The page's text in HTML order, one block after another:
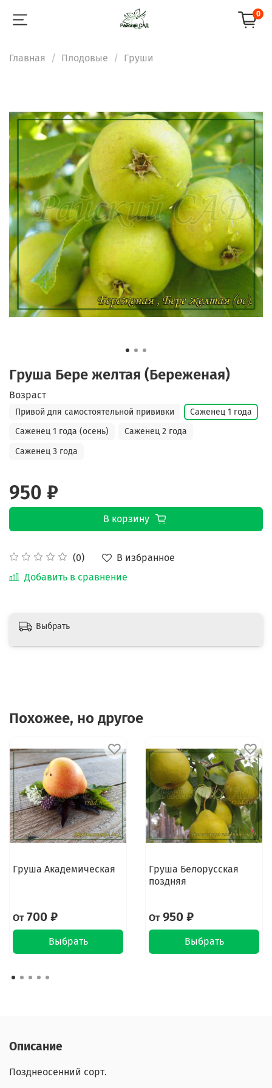
0
Главная Плодовые Груши
Груша Бере желтая (Береженая)
(0)
В избранное
Добавить в сравнение
Возраст
Привой для самостоятельной прививки
Саженец 1 года
Саженец 1 года (осень)
Саженец 2 года
Саженец 3 года
950 ₽
В корзину
Выбрать
Похожее, но другое
Груша Академическая
От700 ₽
Выбрать
Груша Белорусская
поздняя
От950 ₽
Выбрать
Описание
Позднеосенний сорт.